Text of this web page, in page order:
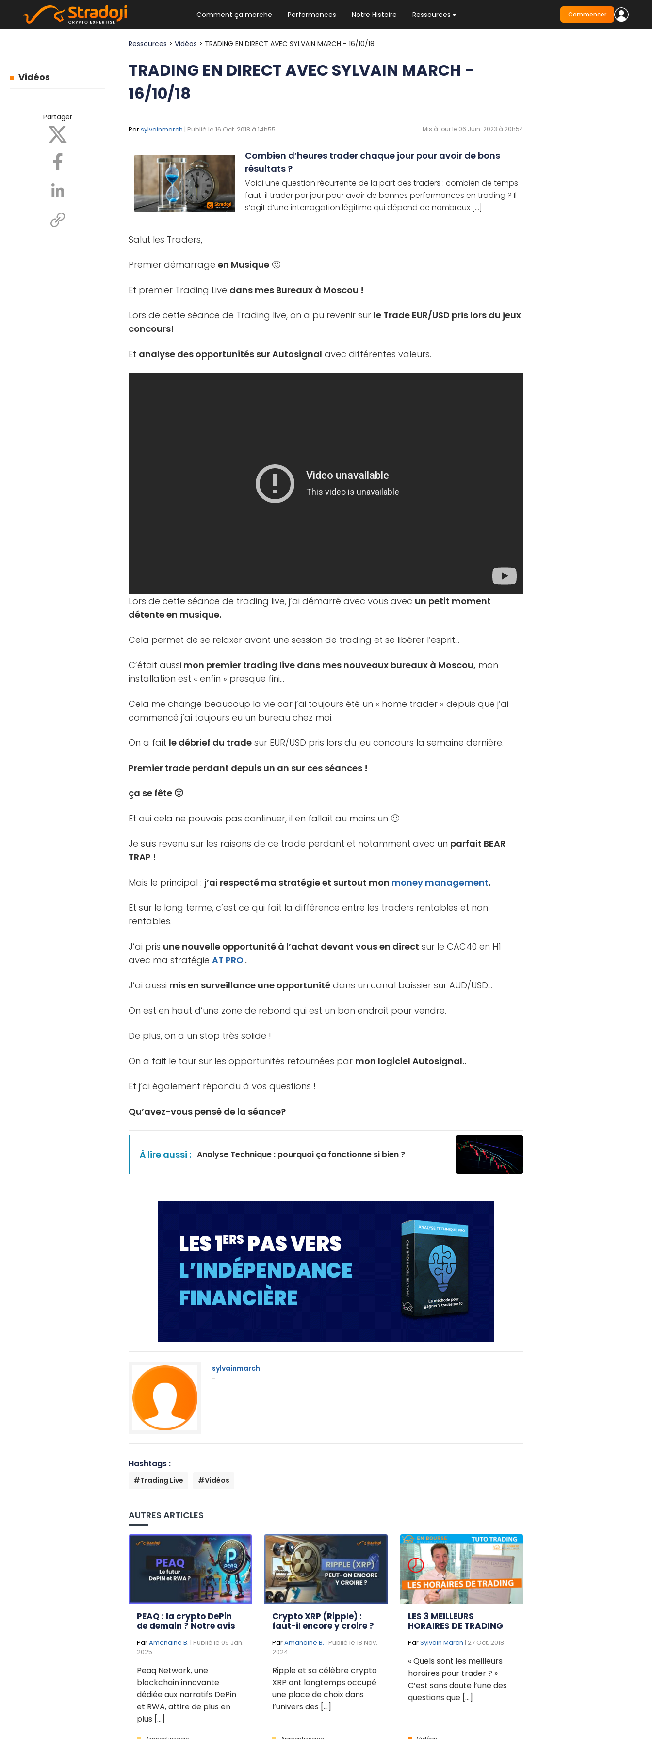
Comment ça marche Performances Notre Histoire Ressources
NEWSLETTER HEBDO
Les news crypto dont vous avez besoin
Commencer
Vidéos
Partager
Ressources >Vidéos > TRADING EN DIRECT AVEC SYLVAIN MARCH - 16/10/18
TRADING EN DIRECT AVEC SYLVAIN MARCH -
16/10/18
Parsylvainmarch | Publié le 16 Oct. 2018 à 14h55 Mis à jour le 06 Juin. 2023 à 20h54
Combien d’heures trader chaque jour pour avoir de bons
résultats ?
Voici une question récurrente de la part des traders : combien de temps
faut-il trader par jour pour avoir de bonnes performances en trading ? Il
s’agit d’une interrogation légitime qui dépend de nombreux [...]
Salut les Traders,
Premier démarrageen Musique 🙂
Et premier Trading Live dans mes Bureaux à Moscou !
Lors de cette séance de Trading live, on a pu revenir sur le Trade EUR/USD pris lors du jeux
concours!
Et analyse des opportunités sur Autosignal avec différentes valeurs.
Lors de cette séance de trading live, j’ai démarré avec vous avec un petit moment
détente en musique.
Cela permet de se relaxer avant une session de trading et se libérer l’esprit…
C’était aussi mon premier trading live dans mes nouveaux bureaux à Moscou, mon
installation est « enfin » presque fini…
Cela me change beaucoup la vie car j’ai toujours été un « home trader » depuis que j’ai
commencé j’ai toujours eu un bureau chez moi.
On a fait le débrief du trade sur EUR/USD pris lors du jeu concours la semaine dernière.
Premier trade perdant depuis un an sur ces séances !
ça se fête 🙂
Et oui cela ne pouvais pas continuer, il en fallait au moins un 🙂
Je suis revenu sur les raisons de ce trade perdant et notamment avec un parfait BEAR
TRAP !
Mais le principal : j’ai respecté ma stratégie et surtout mon money management.
Et sur le long terme, c’est ce qui fait la différence entre les traders rentables et non
rentables.
J’ai pris une nouvelle opportunité à l’achat devant vous en direct sur le CAC40 en H1
avec ma stratégieAT PRO…
J’ai aussi mis en surveillance une opportunité dans un canal baissier sur AUD/USD…
On est en haut d’une zone de rebond qui est un bon endroit pour vendre.
De plus, on a un stop très solide !
On a fait le tour sur les opportunités retournées par mon logiciel Autosignal..
Et j’ai également répondu à vos questions !
Qu’avez-vous pensé de la séance?
À lire aussi : Analyse Technique : pourquoi ça fonctionne si bien ?
sylvainmarch
-
Hashtags :
#Trading Live #Vidéos
AUTRES ARTICLES
PEAQ : la crypto DePin
de demain ? Notre avis
ParAmandine B. | Publié le 09 Jan.
2025
Peaq Network, une
blockchain innovante
dédiée aux narratifs DePin
et RWA, attire de plus en
plus [...]
Crypto XRP (Ripple) :
faut-il encore y croire ?
ParAmandine B. | Publié le 18 Nov.
2024
Ripple et sa célèbre crypto
XRP ont longtemps occupé
une place de choix dans
l’univers des [...]
LES 3 MEILLEURS
HORAIRES DE TRADING
ParSylvain March | 27 Oct. 2018
« Quels sont les meilleurs
horaires pour trader ? »
C’est sans doute l’une des
questions que [...]